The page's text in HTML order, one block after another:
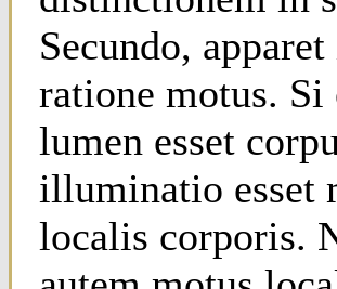
Secundo,
ratione motus. Si
lumen esset
illuminatio esset
localis corporis.